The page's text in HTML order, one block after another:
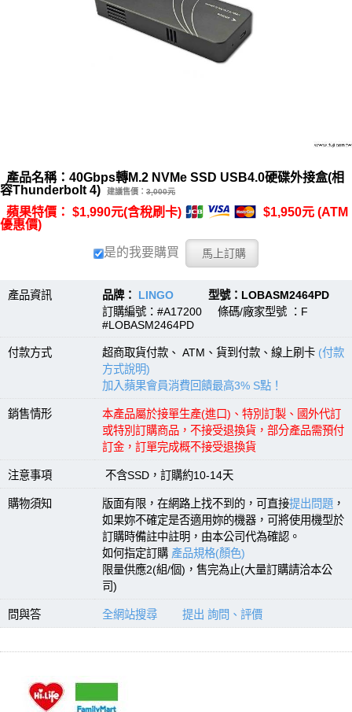
產品名稱：40Gbps轉M.2 NVMe SSD USB4.0硬碟外接盒(相
容Thunderbolt 4)
建議售價： 3,000元
蘋果特價： $1,990元(含稅刷卡)
$1,950元 (ATM
優惠價)
是的我要購買
產品資訊 品牌： LINGO 型號：LOBASM2464PD
訂購編號：#A17200 條碼/廠家型號 ：F
#LOBASM2464PD
付款方式 超商取貨付款、 ATM、貨到付款、線上刷卡 (付款
方式說明)
加入蘋果會員消費回饋最高3% S點！
銷售情形
本產品屬於接單生產(進口)、特別訂製、國外代訂
或特別訂購商品，不接受退換貨，部分產品需預付
訂金，訂單完成概不接受退換貨
注意事項 不含SSD，訂購約10-14天
購物須知 版面有限，在網路上找不到的，可直接提出問題 ，
如果妳不確定是否適用妳的機器，可將使用機型於
訂購時備註中註明，由本公司代為確認。
如何指定訂購 產品規格(顏色)
限量供應2(組/個)，售完為止(大量訂購請洽本公
司)
問與答 全網站搜尋 提出 詢問、評價